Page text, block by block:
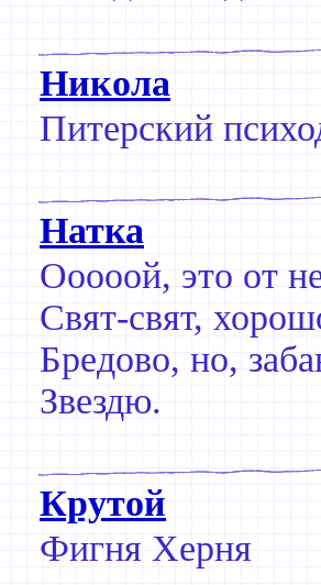
Никола
Питерский
Натка
Ооооой, это от
Свят-свят,
Бредово, но,
Звездю.
Крутой
Фигня Херня